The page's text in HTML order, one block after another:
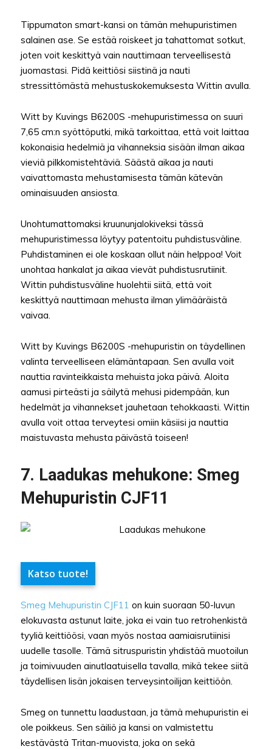
Tippumaton smart-kansi on tämän mehupuristimen
salainen ase. Se estää roiskeet ja tahattomat sotkut,
joten voit keskittyä vain nauttimaan terveellisestä
juomastasi. Pidä keittiösi siistinä ja nauti
stressittömästä mehustuskokemuksesta Wittin avulla.
Witt by Kuvings B6200S -mehupuristimessa on suuri
7,65 cm:n syöttöputki, mikä tarkoittaa, että voit laittaa
kokonaisia hedelmiä ja vihanneksia sisään ilman aikaa
vieviä pilkkomistehtäviä. Säästä aikaa ja nauti
vaivattomasta mehustamisesta tämän kätevän
ominaisuuden ansiosta.
Unohtumattomaksi kruununjalokiveksi tässä
mehupuristimessa löytyy patentoitu puhdistusväline.
Puhdistaminen ei ole koskaan ollut näin helppoa! Voit
unohtaa hankalat ja aikaa vievät puhdistusrutiinit.
Wittin puhdistusväline huolehtii siitä, että voit
keskittyä nauttimaan mehusta ilman ylimääräistä
vaivaa.
Witt by Kuvings B6200S -mehupuristin on täydellinen
valinta terveelliseen elämäntapaan. Sen avulla voit
nauttia ravinteikkaista mehuista joka päivä. Aloita
aamusi pirteästi ja säilytä mehusi pidempään, kun
hedelmät ja vihannekset jauhetaan tehokkaasti. Wittin
avulla voit ottaa terveytesi omiin käsiisi ja nauttia
maistuvasta mehusta päivästä toiseen!
7. Laadukas mehukone: Smeg
Mehupuristin CJF11
Katso tuote!
Smeg Mehupuristin CJF11 on kuin suoraan 50-luvun
elokuvasta astunut laite, joka ei vain tuo retrohenkistä
tyyliä keittiöösi, vaan myös nostaa aamiaisrutiinisi
uudelle tasolle. Tämä sitruspuristin yhdistää muotoilun
ja toimivuuden ainutlaatuisella tavalla, mikä tekee siitä
täydellisen lisän jokaisen terveysintoilijan keittiöön.
Smeg on tunnettu laadustaan, ja tämä mehupuristin ei
ole poikkeus. Sen säiliö ja kansi on valmistettu
kestävästä Tritan-muovista, joka on sekä